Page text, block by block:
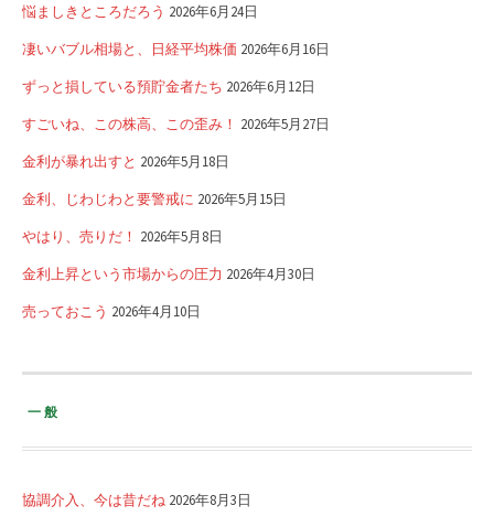
悩ましきところだろう 2026年6月24日
凄いバブル相場と、日経平均株価 2026年6月16日
ずっと損している預貯金者たち 2026年6月12日
すごいね、この株高、この歪み！ 2026年5月27日
金利が暴れ出すと 2026年5月18日
金利、じわじわと要警戒に 2026年5月15日
やはり、売りだ！ 2026年5月8日
金利上昇という市場からの圧力 2026年4月30日
売っておこう 2026年4月10日
一般
協調介入、今は昔だね 2026年8月3日